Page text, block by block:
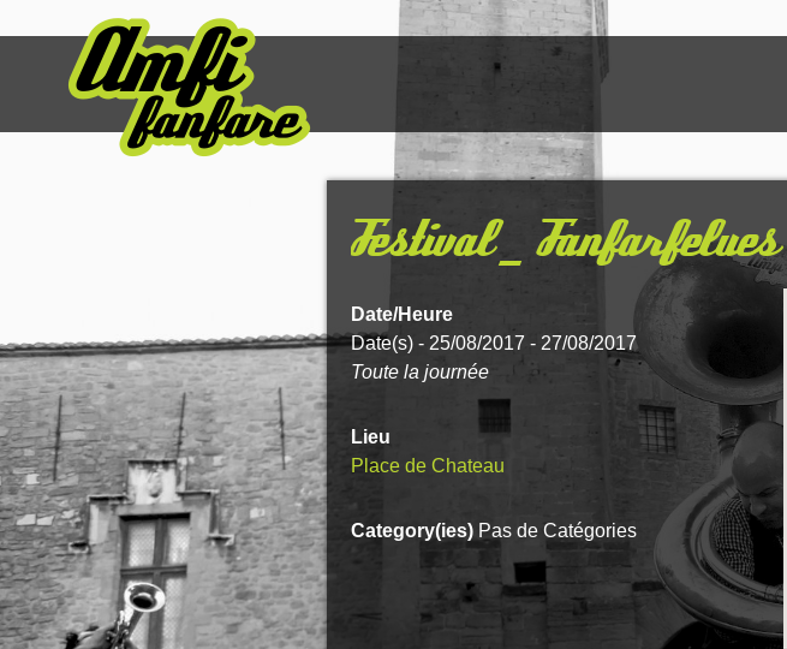
Festival _ Fanfarfelues
Date/Heure
Date(s) - 25/08/2017 - 27/08/2017
Toute la journée
Lieu
Place de Chateau
Category(ies) Pas de Catégories